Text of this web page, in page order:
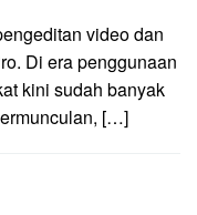
video dan
Di era penggunaan
kini sudah banyak
[…]